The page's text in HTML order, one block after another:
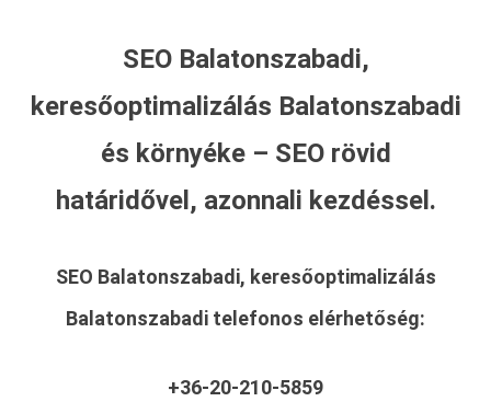
SEO Balatonszabadi,
keresőoptimalizálás Balatonszabadi
és környéke – SEO rövid
határidővel, azonnali kezdéssel.
SEO Balatonszabadi, keresőoptimalizálás
Balatonszabadi telefonos elérhetőség:
+36-20-210-5859